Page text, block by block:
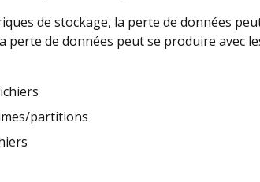
de stockage, la perte de données
perte de données peut se produire avec
partitions